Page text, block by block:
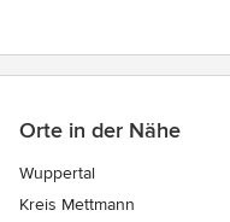
Orte in der Nähe
Wuppertal
Kreis Mettmann